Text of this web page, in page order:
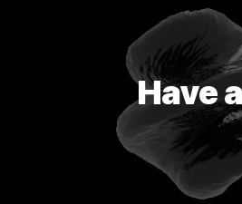
Havean